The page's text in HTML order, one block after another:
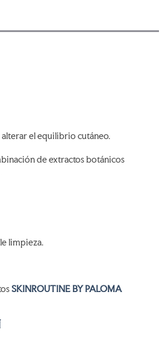
el equilibrio cutáneo.
de extractos botánicos
limpieza.
SKINROUTINE BY PALOMA